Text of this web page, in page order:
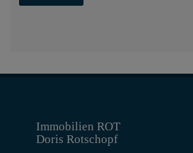
Immobilien ROT
Doris Rotschopf